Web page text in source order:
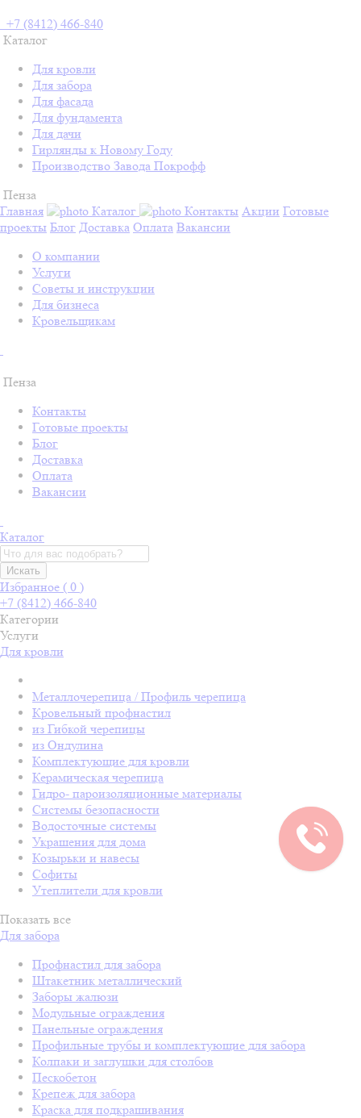
+7 (8412) 466-840
Каталог
Для кровли
Для забора
Для фасада
Для фундамента
Для дачи
Гирлянды к Новому Году
Производство Завода Покрофф
Пенза
Главная
Каталог Контакты Акции Готовые
проекты Блог Доставка Оплата Вакансии
О компании
Услуги
Советы и инструкции
Для бизнеса
Кровельщикам
Пенза
Контакты
Готовые проекты
Блог
Доставка
Оплата
Вакансии
Каталог
Искать
Избранное ( 0 )
+7 (8412) 466-840
Категории
Услуги
Для кровли
Металлочерепица / Профиль черепица
Кровельный профнастил
из Гибкой черепицы
из Ондулина
Комплектующие для кровли
Керамическая черепица
Гидро- пароизоляционные материалы
Системы безопасности
Водосточные системы
Украшения для дома
Козырьки и навесы
Софиты
Утеплители для кровли
Показать все
Для забора
Профнастил для забора
Штакетник металлический
Заборы жалюзи
Модульные ограждения
Панельные ограждения
Профильные трубы и комплектующие для забора
Колпаки и заглушки для столбов
Пескобетон
Крепеж для забора
Краска для подкрашивания